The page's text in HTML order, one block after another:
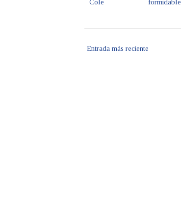
Cole
formidable
Entrada más reciente